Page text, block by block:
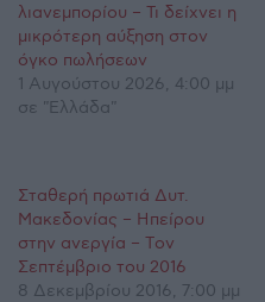
λιανεμπορίου – Τι δείχνει η
μικρότερη αύξηση στον
όγκο πωλήσεων
1 Αυγούστου 2026, 4:00 μμ
σε "Ελλάδα"
Σταθερή πρωτιά Δυτ.
Μακεδονίας – Ηπείρου
στην ανεργία – Tον
Σεπτέμβριο του 2016
8 Δεκεμβρίου 2016, 7:00 μμ